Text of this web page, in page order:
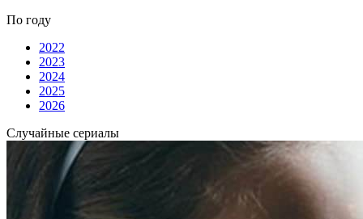
По году
2022
2023
2024
2025
2026
Случайные сериалы